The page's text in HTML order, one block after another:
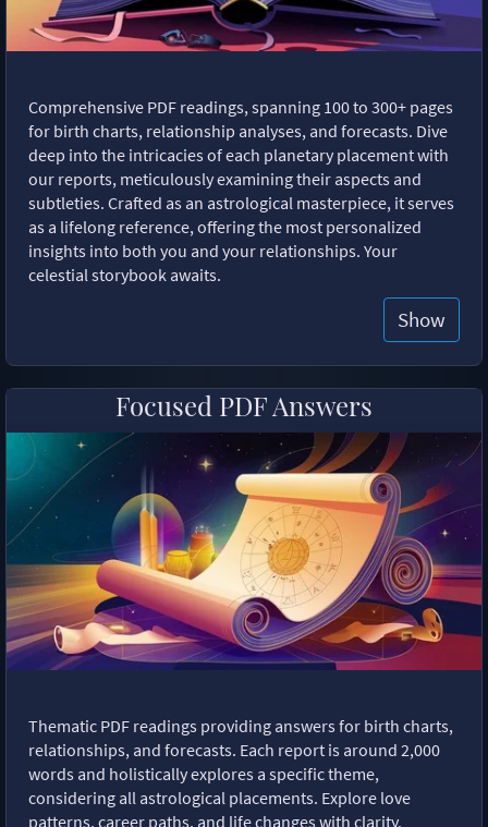
Comprehensive PDF readings, spanning 100 to 300+ pages
for birth charts, relationship analyses, and forecasts. Dive
deep into the intricacies of each planetary placement with
our reports, meticulously examining their aspects and
subtleties. Crafted as an astrological masterpiece, it serves
as a lifelong reference, offering the most personalized
insights into both you and your relationships. Your
celestial storybook awaits.
Show
Focused PDF Answers
Thematic PDF readings providing answers for birth charts,
relationships, and forecasts. Each report is around 2,000
words and holistically explores a specific theme,
considering all astrological placements. Explore love
patterns, career paths, and life changes with clarity.